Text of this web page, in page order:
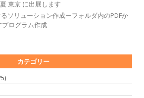
東京 に出展します
ソリューション作成ーフォルダ内のPDFか
プログラム作成
カテゴリー